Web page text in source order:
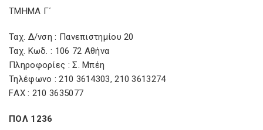
ΤΜΗΜΑ Γ΄
Ταχ. Δ/νση : Πανεπιστημίου 20
Ταχ. Κωδ. : 106 72 Αθήνα
Πληροφορίες : Σ. Μπέη
Τηλέφωνο : 210 3614303, 210 3613274
FΑΧ : 210 3635077
ΠΟΛ 1236